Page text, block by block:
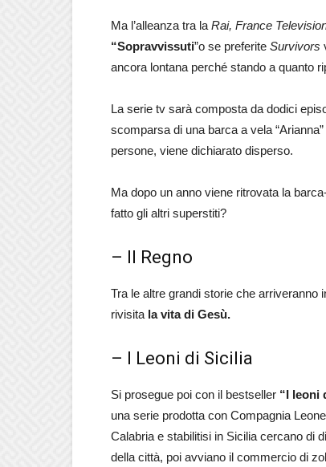
Ma l’alleanza tra la Rai, France
“Sopravvissuti”o se preferite Survivors
ancora lontana perché stando a quanto
La serie tv sarà composta da dodici
scomparsa di una barca a vela
persone, viene dichiarato disperso.
Ma dopo un anno viene ritrovata la
fatto gli altri superstiti?
– Il Regno
Tra le altre grandi storie che arriveranno
rivisita la vita di Gesù.
– I Leoni di Sicilia
Si prosegue poi con il bestseller “I leoni
una serie prodotta con Compagnia
Calabria e stabilitisi in Sicilia cercano di
della città, poi avviano il commercio di